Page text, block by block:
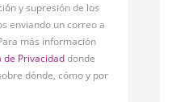
y supresión de los
enviando un correo a
más información
de Privacidaddonde
dónde, cómo y por